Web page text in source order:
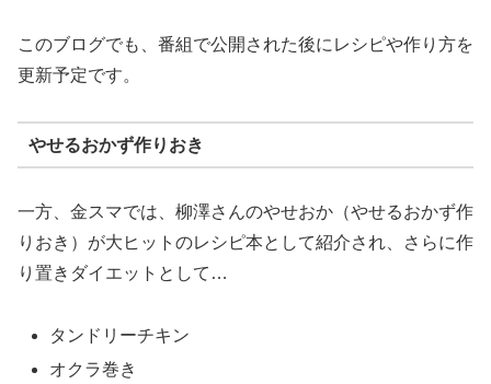
このブログでも、番組で公開された後にレシピや作り方を
更新予定です。
やせるおかず作りおき
一方、金スマでは、柳澤さんのやせおか（やせるおかず作
りおき）が大ヒットのレシピ本として紹介され、さらに作
り置きダイエットとして…
タンドリーチキン
オクラ巻き